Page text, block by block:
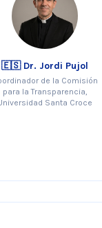
🇪🇸 Dr. Jordi Pujol
de la Comisión
para la Transparencia,
Santa Croce